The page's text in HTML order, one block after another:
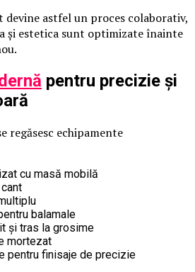
astfel un proces colaborativ,
și estetica sunt optimizate înainte
pentru precizie și
regăsesc echipamente
cu masă mobilă
balamale
și tras la grosime
mortezat
pentru finisaje de precizie